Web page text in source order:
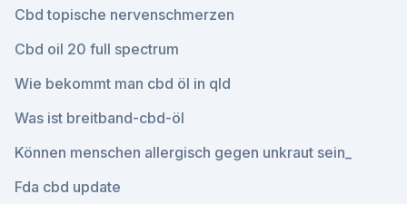
Cbd topische nervenschmerzen
Cbd oil 20 full spectrum
Wie bekommt man cbd öl in qld
Was ist breitband-cbd-öl
Können menschen allergisch gegen unkraut sein_
Fda cbd update